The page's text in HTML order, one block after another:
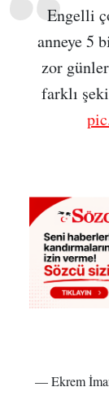
Engelli
anneye 5
zor
farklı
— Ekrem